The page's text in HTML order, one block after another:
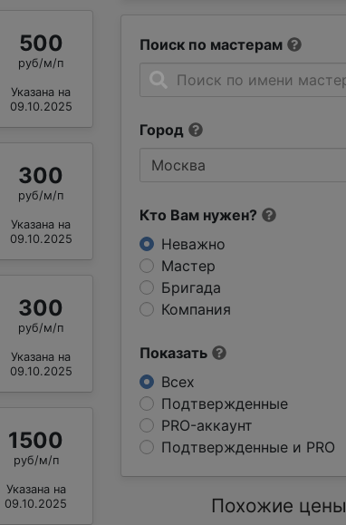
Поиск по мастерам
Город
Кто Вам нужен?
Неважно
Мастер
Бригада
Компания
Показать
Всех
Подтвержденные
PRO-аккаунт
Подтвержденные и PRO
500
руб/м/п
Указана на
09.10.2025
300
руб/м/п
Указана на
09.10.2025
300
руб/м/п
Указана на
09.10.2025
1500
руб/м/п
Указана на
09.10.2025
Похожие цены